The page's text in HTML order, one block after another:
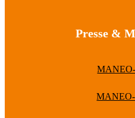
Presse &
MANEO-